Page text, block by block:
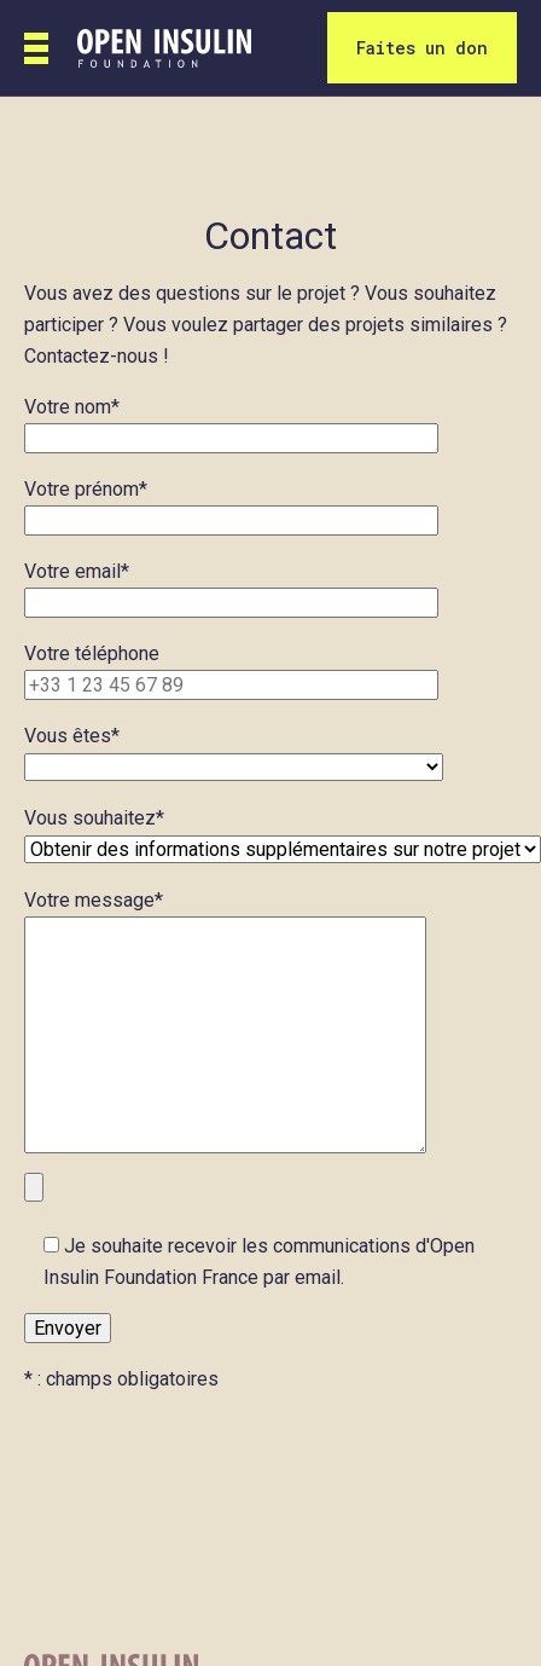
Faites un don
Contact
Vous avez des questions sur le projet ? Vous souhaitez
participer ? Vous voulez partager des projets similaires ?
Contactez-nous !
Votre nom*
Votre prénom*
Votre email*
Votre téléphone
Vous êtes*
Vous souhaitez*
Votre message*
Je souhaite recevoir les communications d'Open
Insulin Foundation France par email.
* : champs obligatoires